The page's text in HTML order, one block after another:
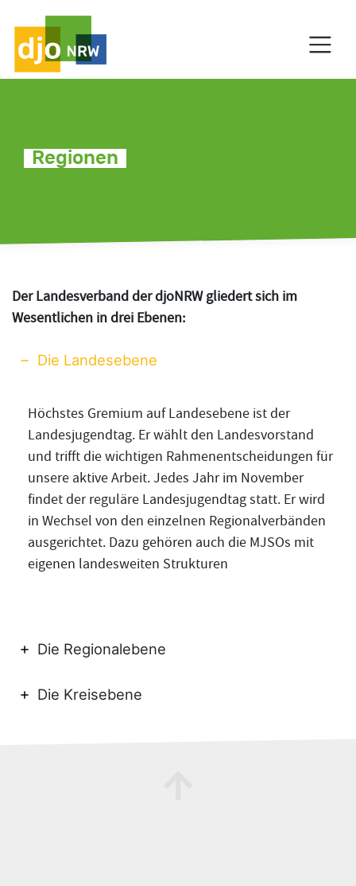
Regionen
Der Landesverband der djoNRW gliedert sich im
Wesentlichen in drei Ebenen:
Die Landesebene
Höchstes Gremium auf Landesebene ist der
Landesjugendtag. Er wählt den Landesvorstand
und trifft die wichtigen Rahmenentscheidungen für
unsere aktive Arbeit. Jedes Jahr im November
findet der reguläre Landesjugendtag statt. Er wird
in Wechsel von den einzelnen Regionalverbänden
ausgerichtet. Dazu gehören auch die MJSOs mit
eigenen landesweiten Strukturen
Die Regionalebene
Die Kreisebene